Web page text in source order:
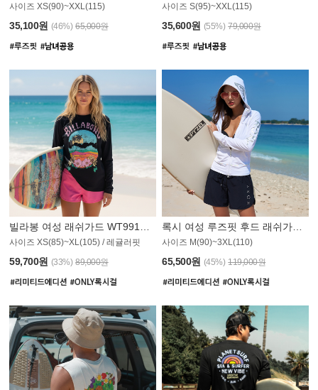
사이즈 XS(90)~XXL(115)
35,100원 (46%) 65,000원
사이즈 S(95)~XXL(115)
35,600원 (55%) 79,000원
사이즈 XS(85)~XL(105) / 레귤러핏
59,700원 (33%) 89,000원
사이즈 M(90)~3XL(110)
65,500원 (45%) 119,000원